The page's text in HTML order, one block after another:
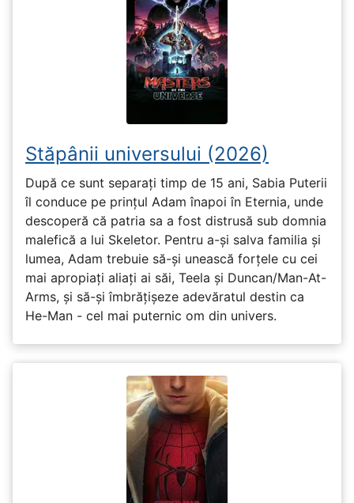
Stăpânii universului (2026)
După ce sunt separați timp de 15 ani, Sabia Puterii
îl conduce pe prințul Adam înapoi în Eternia, unde
descoperă că patria sa a fost distrusă sub domnia
malefică a lui Skeletor. Pentru a-și salva familia și
lumea, Adam trebuie să-și unească forțele cu cei
mai apropiați aliați ai săi, Teela și Duncan/Man-At-
Arms, și să-și îmbrățișeze adevăratul destin ca
He-Man - cel mai puternic om din univers.